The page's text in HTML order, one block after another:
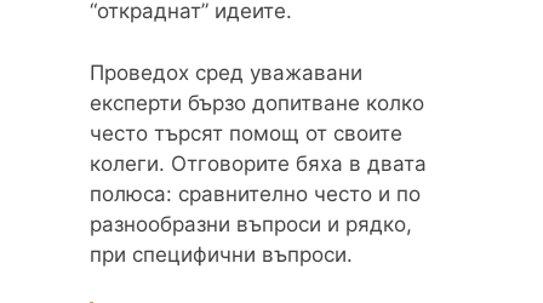
“откраднат” идеите.
Проведох сред уважавани
експерти бързо допитване колко
често търсят помощ от своите
колеги. Отговорите бяха в двата
полюса: сравнително често и по
разнообразни въпроси и рядко,
при специфични въпроси.